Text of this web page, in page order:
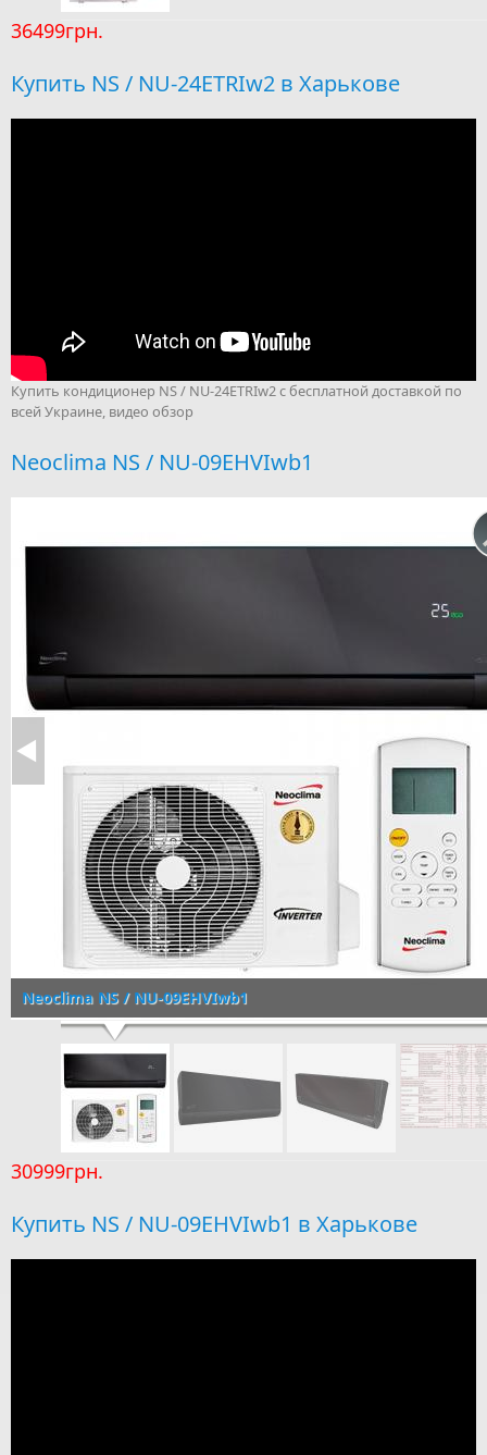
36499грн.
Купить NS / NU-24ETRIw2 в Харькове
Купить кондиционер NS / NU-24ETRIw2 с бесплатной доставкой по
всей Украине, видео обзор
Neoclima NS / NU-09EHVIwb1
Neoclima NS / NU-09EHVIwb1
30999грн.
Купить NS / NU-09EHVIwb1 в Харькове